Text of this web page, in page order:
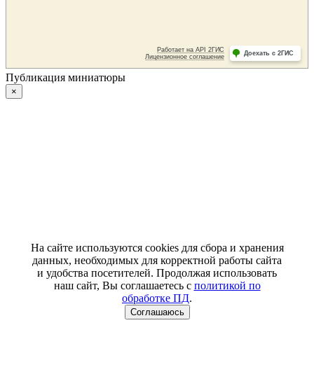
Публикация миниатюры
×
На сайте используются cookies для сбора и хранения
данных, необходимых для корректной работы сайта
и удобства посетителей. Продолжая использовать
наш сайт, Вы соглашаетесь с политикой по
обработке ПД.
Соглашаюсь